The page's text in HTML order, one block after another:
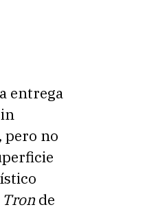
entrega
pero no
Tron de